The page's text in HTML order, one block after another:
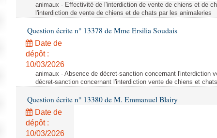
Baromètre de l’application des lois
Dossiers législatifs
Budget et sécurité sociale
Questions écrites et orales
Comptes rendus des débats
animaux - Effectivité de l'interdiction de vente de chiens et de
l'interdiction de vente de chiens et de chats par les animaleries
Question écrite n° 13378 de Mme Ersilia Soudais
Date de
dépôt :
10/03/2026
animaux - Absence de décret-sanction concernant l'interdiction
décret-sanction concernant l'interdiction vente de chiens et chats
Question écrite n° 13380 de M. Emmanuel Blairy
Date de
dépôt :
10/03/2026